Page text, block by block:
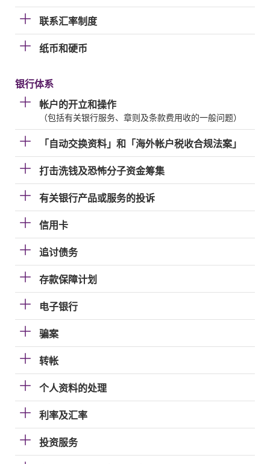
联系汇率制度
纸币和硬币
银行体系
帐户的开立和操作
（包括有关银行服务、章则及条款费用收的一般问题）
「自动交换资料」和「海外帐户税收合规法案」
打击洗钱及恐怖分子资金筹集
有关银行产品或服务的投诉
信用卡
追讨债务
存款保障计划
电子银行
骗案
转帐
个人资料的处理
利率及汇率
投资服务